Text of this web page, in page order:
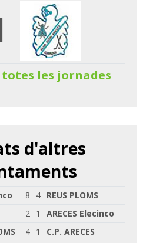
les jornades
d'altres
8 4 REUS PLOMS
2 1
ARECES Elecinco
4 1
C.P. ARECES